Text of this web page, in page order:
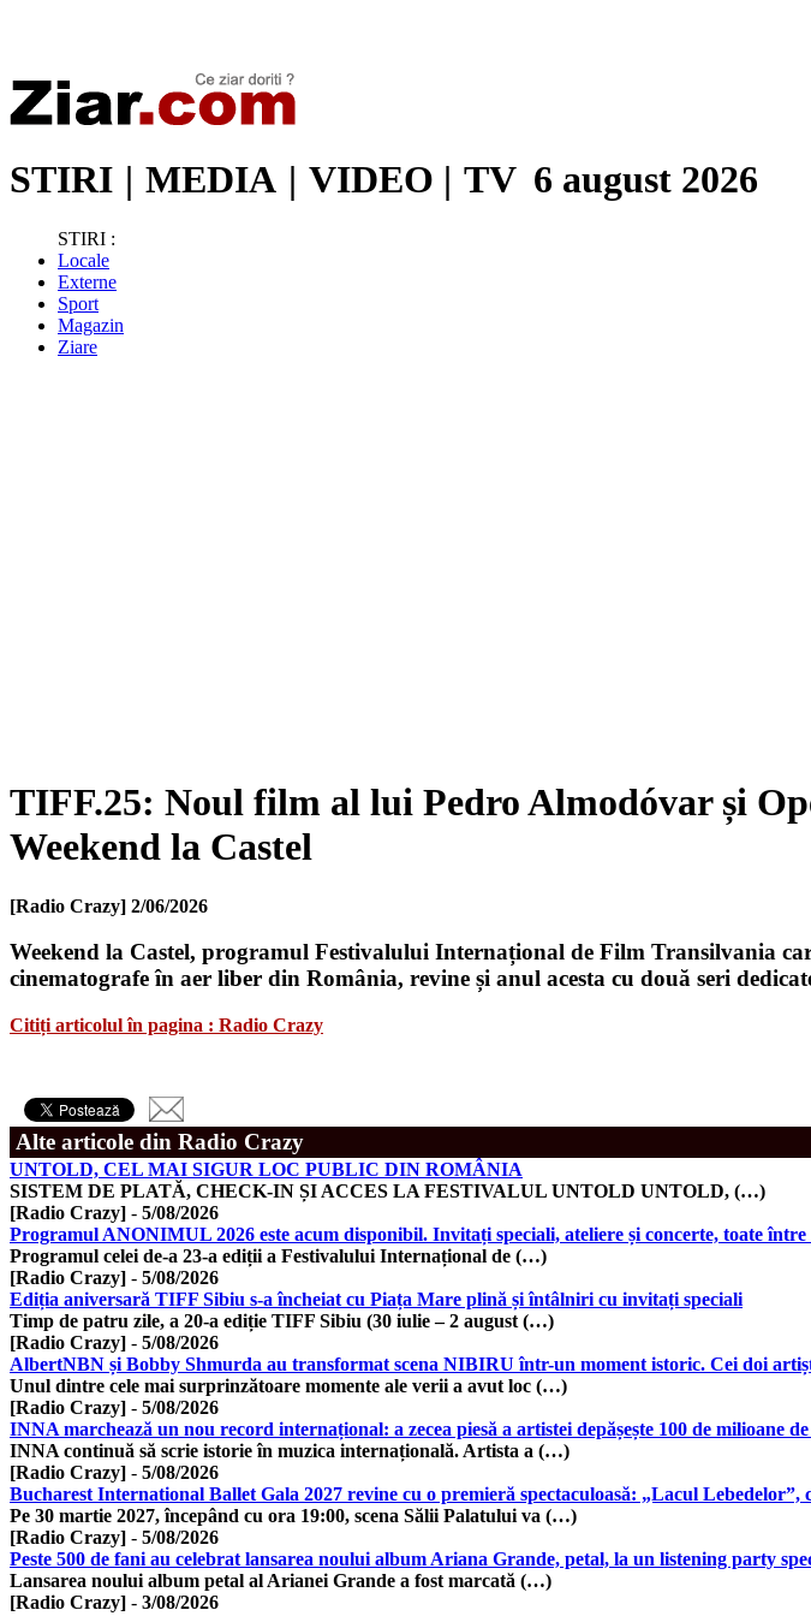
STIRI | MEDIA | VIDEO | TV 6 august 2026
STIRI :
Locale
Externe
Sport
Magazin
Ziare
TIFF.25: Noul film al lui Pedro Almodóvar și
Weekend la Castel
[Radio Crazy] 2/06/2026
Weekend la Castel, programul Festivalului Internațional de Film Transilvania
cinematografe în aer liber din România, revine și anul acesta cu două seri
Citiți articolul în pagina : Radio Crazy
Alte articole din Radio Crazy
UNTOLD, CEL MAI SIGUR LOC PUBLIC DIN ROMÂNIA
SISTEM DE PLATĂ, CHECK-IN ȘI ACCES LA FESTIVALUL UNTOLD UNTOLD, (…)
[Radio Crazy] - 5/08/2026
Programul ANONIMUL 2026 este acum disponibil. Invitați speciali, ateliere și concerte, toate între
Programul celei de-a 23-a ediții a Festivalului Internațional de (…)
[Radio Crazy] - 5/08/2026
Ediția aniversară TIFF Sibiu s-a încheiat cu Piața Mare plină și întâlniri cu invitați speciali
Timp de patru zile, a 20-a ediție TIFF Sibiu (30 iulie – 2 august (…)
[Radio Crazy] - 5/08/2026
AlbertNBN și Bobby Shmurda au transformat scena NIBIRU într-un moment istoric. Cei doi
Unul dintre cele mai surprinzătoare momente ale verii a avut loc (…)
[Radio Crazy] - 5/08/2026
INNA marchează un nou record internațional: a zecea piesă a artistei depășește 100 de milioane
INNA continuă să scrie istorie în muzica internațională. Artista a (…)
[Radio Crazy] - 5/08/2026
Bucharest International Ballet Gala 2027 revine cu o premieră spectaculoasă: „Lacul
Pe 30 martie 2027, începând cu ora 19:00, scena Sălii Palatului va (…)
[Radio Crazy] - 5/08/2026
Peste 500 de fani au celebrat lansarea noului album Ariana Grande, petal, la un listening party
Lansarea noului album petal al Arianei Grande a fost marcată (…)
[Radio Crazy] - 3/08/2026